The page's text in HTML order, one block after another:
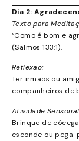
Dia 2:
Texto para
“Como é bom e
(Salmos 133:1).
Reflexão:
Ter irmãos ou
companheiros de
Atividade
Brinque de
esconde ou